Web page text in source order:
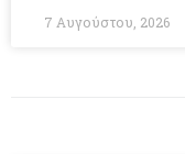
7 Αυγούστου, 2026